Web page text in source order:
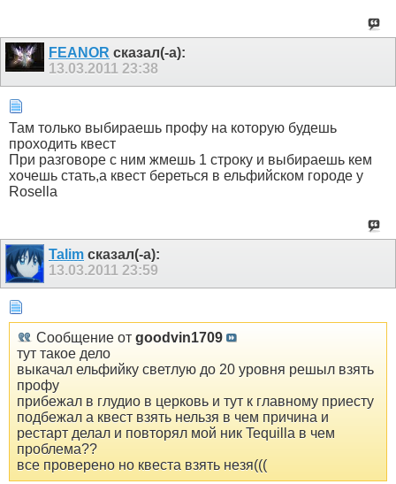
FEANOR сказал(-а):
13.03.2011 23:38
Там только выбираешь профу на которую будешь
проходить квест
При разговоре с ним жмешь 1 строку и выбираешь кем
хочешь стать,а квест береться в ельфийском городе у
Rosella
Talim сказал(-а):
13.03.2011 23:59
Сообщение от goodvin1709
тут такое дело
выкачал ельфийку светлую до 20 уровня решыл взять
профу
прибежал в глудио в церковь и тут к главному приесту
подбежал а квест взять нельзя в чем причина и
рестарт делал и повторял мой ник Tequilla в чем
проблема??
все проверено но квеста взять незя(((